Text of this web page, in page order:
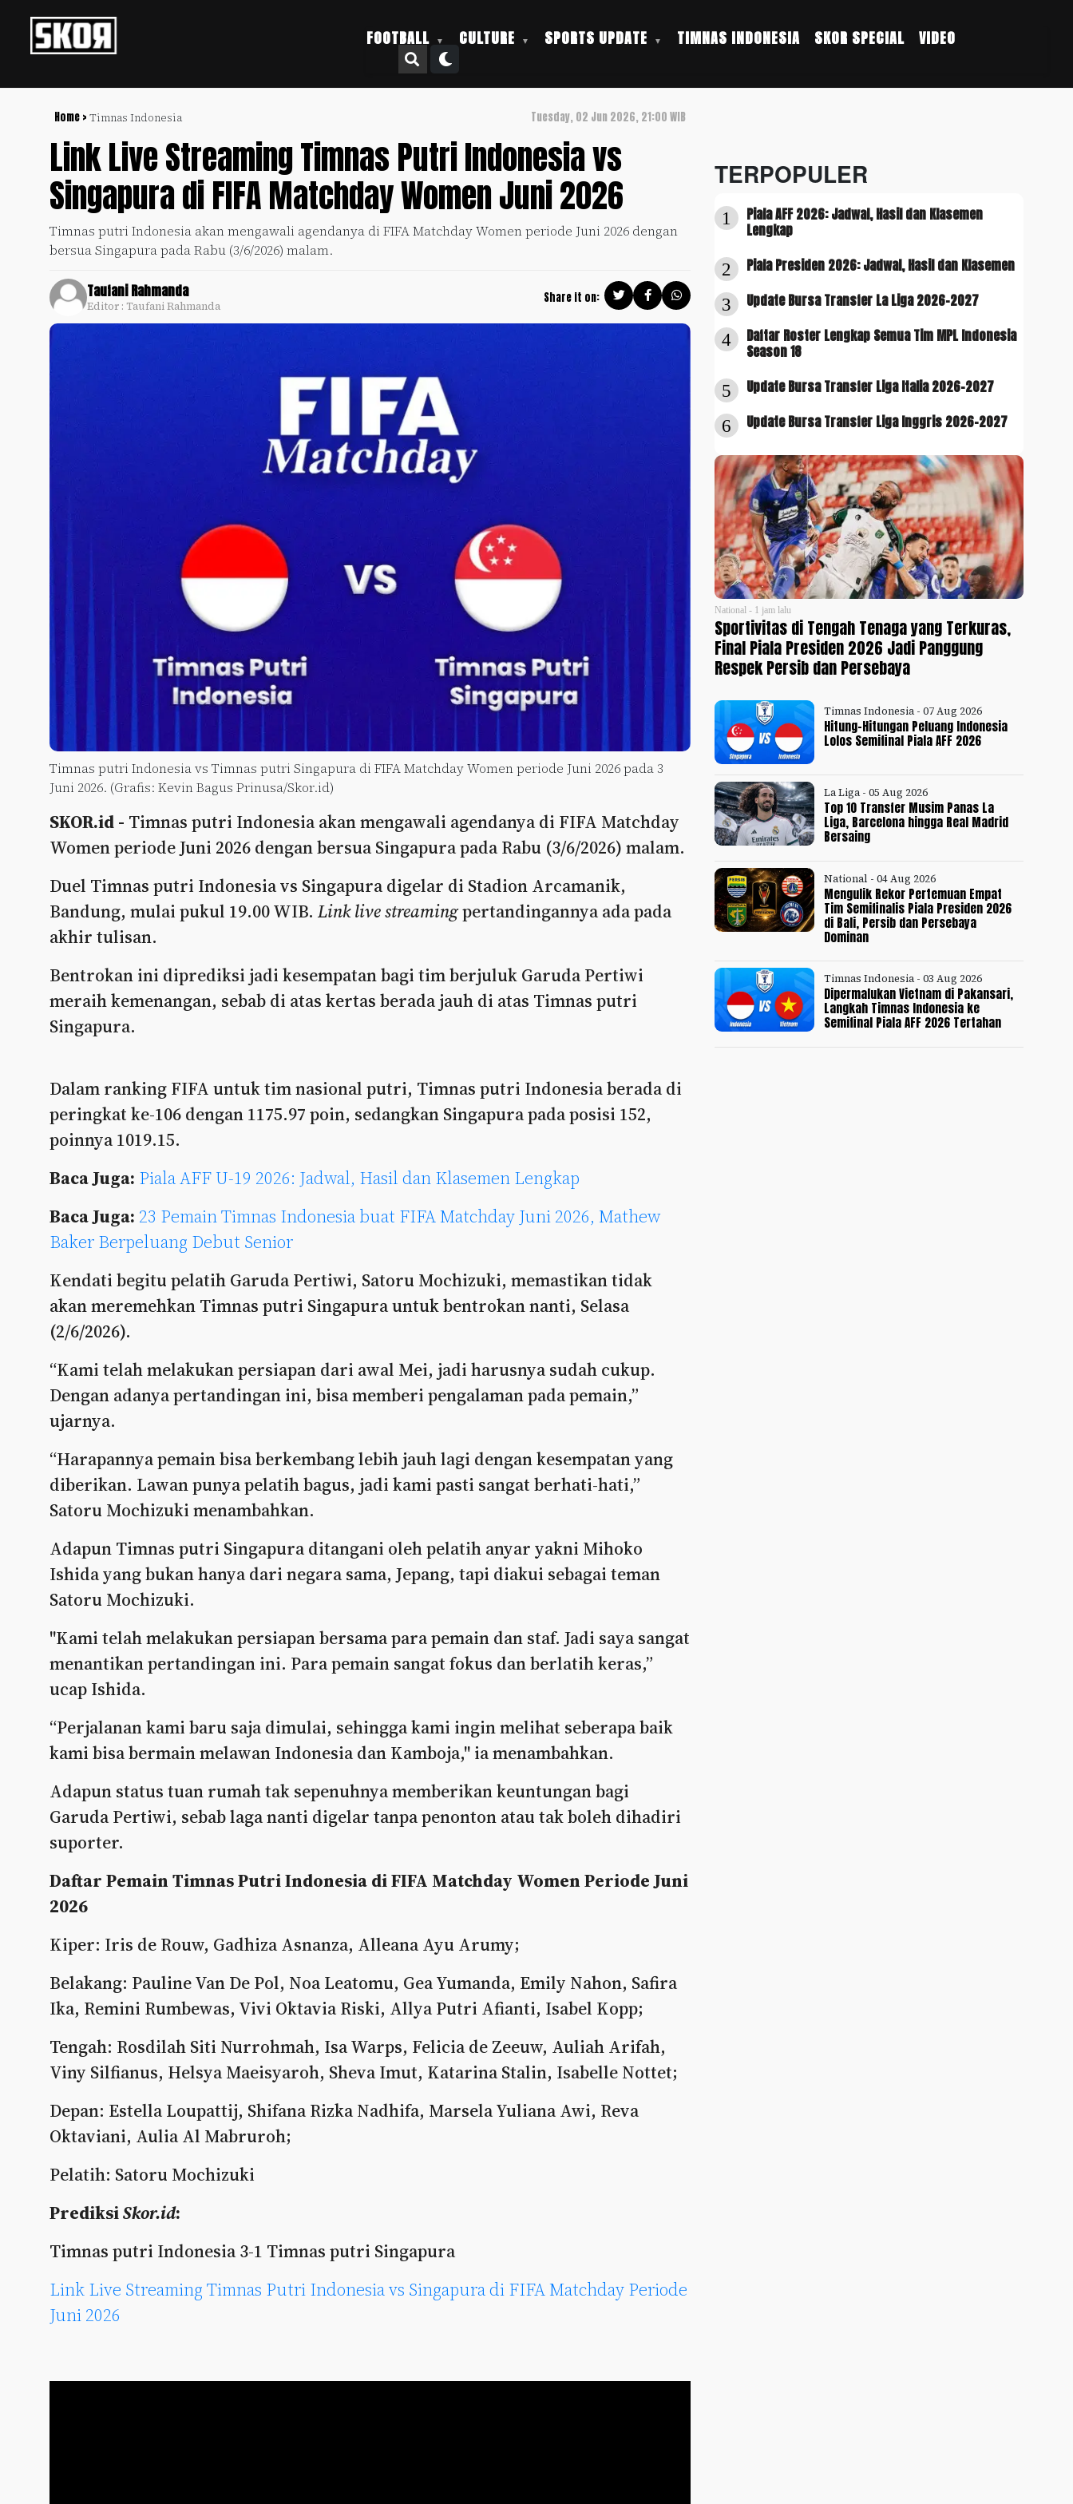
FOOTBALL CULTURE SPORTS UPDATE TIMNAS INDONESIA SKOR SPECIAL VIDEO
Home > Timnas Indonesia Tuesday, 02 Jun 2026, 21:00 WIB
Link Live Streaming Timnas Putri Indonesia vs
Singapura di FIFA Matchday Women Juni 2026
Timnas putri Indonesia akan mengawali agendanya di FIFA Matchday Women periode Juni 2026 dengan
bersua Singapura pada Rabu (3/6/2026) malam.
Taufani Rahmanda
Editor : Taufani Rahmanda
Share it on:
Timnas putri Indonesia vs Timnas putri Singapura di FIFA Matchday Women periode Juni 2026 pada 3
Juni 2026. (Grafis: Kevin Bagus Prinusa/Skor.id)
SKOR.id - Timnas putri Indonesia akan mengawali agendanya di FIFA Matchday
Women periode Juni 2026 dengan bersua Singapura pada Rabu (3/6/2026) malam.
Duel Timnas putri Indonesia vs Singapura digelar di Stadion Arcamanik,
Bandung, mulai pukul 19.00 WIB. Link live streamingpertandingannya ada pada
akhir tulisan.
Bentrokan ini diprediksi jadi kesempatan bagi tim berjuluk Garuda Pertiwi
meraih kemenangan, sebab di atas kertas berada jauh di atas Timnas putri
Singapura.
Dalam ranking FIFA untuk tim nasional putri, Timnas putri Indonesia berada di
peringkat ke-106 dengan 1175.97 poin, sedangkan Singapura pada posisi 152,
poinnya 1019.15.
Baca Juga: Piala AFF U-19 2026: Jadwal, Hasil dan Klasemen Lengkap
Baca Juga: 23 Pemain Timnas Indonesia buat FIFA Matchday Juni 2026, Mathew
Baker Berpeluang Debut Senior
Kendati begitu pelatih Garuda Pertiwi, Satoru Mochizuki, memastikan tidak
akan meremehkan Timnas putri Singapura untuk bentrokan nanti, Selasa
(2/6/2026).
“Kami telah melakukan persiapan dari awal Mei, jadi harusnya sudah cukup.
Dengan adanya pertandingan ini, bisa memberi pengalaman pada pemain,”
ujarnya.
“Harapannya pemain bisa berkembang lebih jauh lagi dengan kesempatan yang
diberikan. Lawan punya pelatih bagus, jadi kami pasti sangat berhati-hati,”
Satoru Mochizuki menambahkan.
Adapun Timnas putri Singapura ditangani oleh pelatih anyar yakni Mihoko
Ishida yang bukan hanya dari negara sama, Jepang, tapi diakui sebagai teman
Satoru Mochizuki.
"Kami telah melakukan persiapan bersama para pemain dan staf. Jadi saya sangat
menantikan pertandingan ini. Para pemain sangat fokus dan berlatih keras,”
ucap Ishida.
“Perjalanan kami baru saja dimulai, sehingga kami ingin melihat seberapa baik
kami bisa bermain melawan Indonesia dan Kamboja," ia menambahkan.
Adapun status tuan rumah tak sepenuhnya memberikan keuntungan bagi
Garuda Pertiwi, sebab laga nanti digelar tanpa penonton atau tak boleh dihadiri
suporter.
Daftar Pemain Timnas Putri Indonesia di FIFA Matchday Women Periode Juni
2026
Kiper: Iris de Rouw, Gadhiza Asnanza, Alleana Ayu Arumy;
Belakang: Pauline Van De Pol, Noa Leatomu, Gea Yumanda, Emily Nahon, Safira
Ika, Remini Rumbewas, Vivi Oktavia Riski, Allya Putri Afianti, Isabel Kopp;
Tengah: Rosdilah Siti Nurrohmah, Isa Warps, Felicia de Zeeuw, Auliah Arifah,
Viny Silfianus, Helsya Maeisyaroh, Sheva Imut, Katarina Stalin, Isabelle Nottet;
Depan: Estella Loupattij, Shifana Rizka Nadhifa, Marsela Yuliana Awi, Reva
Oktaviani, Aulia Al Mabruroh;
Pelatih: Satoru Mochizuki
PrediksiSkor.id:
Timnas putri Indonesia 3-1 Timnas putri Singapura
Link Live Streaming Timnas Putri Indonesia vs Singapura di FIFA Matchday Periode
Juni 2026
TERPOPULER
1
Piala AFF 2026: Jadwal, Hasil dan Klasemen
Lengkap
2 Piala Presiden 2026: Jadwal, Hasil dan Klasemen
3 Update Bursa Transfer La Liga 2026-2027
4
Daftar Roster Lengkap Semua Tim MPL Indonesia
Season 18
5 Update Bursa Transfer Liga Italia 2026-2027
6 Update Bursa Transfer Liga Inggris 2026-2027
National - 1 jam lalu
Sportivitas di Tengah Tenaga yang Terkuras,
Final Piala Presiden 2026 Jadi Panggung
Respek Persib dan Persebaya
Timnas Indonesia - 07 Aug 2026
Hitung-Hitungan Peluang Indonesia
Lolos Semifinal Piala AFF 2026
La Liga - 05 Aug 2026
Top 10 Transfer Musim Panas La
Liga, Barcelona hingga Real Madrid
Bersaing
National - 04 Aug 2026
Mengulik Rekor Pertemuan Empat
Tim Semifinalis Piala Presiden 2026
di Bali, Persib dan Persebaya
Dominan
Timnas Indonesia - 03 Aug 2026
Dipermalukan Vietnam di Pakansari,
Langkah Timnas Indonesia ke
Semifinal Piala AFF 2026 Tertahan
Football +
Culture +
Sports
Update
+
Timnas
SKOR
Policy
Pedoman
Pemberitaan
Media
Siber
Disclaimer
Kami